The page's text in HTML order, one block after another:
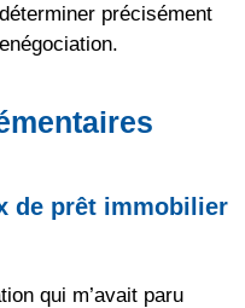
précisément
de prêt immobilier
qui m’avait paru